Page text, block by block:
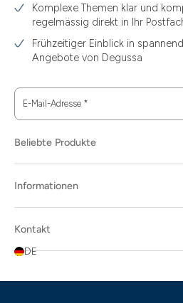
Komplexe Themen klar und
regelmässig direkt in Ihr
Frühzeitiger Einblick in
Angebote von Degussa
E-Mail-Adresse *
Beliebte Produkte
Informationen
Kontakt
DE